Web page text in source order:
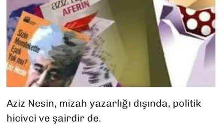
Aziz Nesin, mizah yazarlığı dışında, politik
hicivci ve şairdir de.